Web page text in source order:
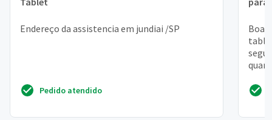
Endereço da assistencia em jundiai /SP
Pedido atendido
Boa